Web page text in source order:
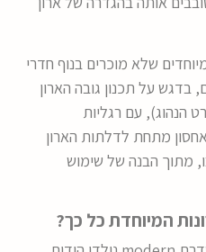
שלא מוכרים בנוף חדרי
בדגש על תכנון גובה הארון
הנהוג), עם רגליות
מתחת לדלתות הארון
מתוך הבנה של שימוש
המיוחדת כל כך?